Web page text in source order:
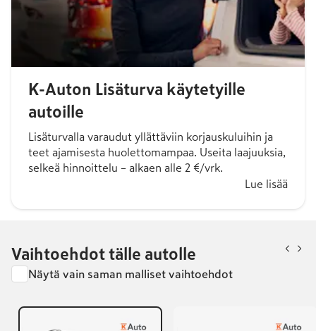
K-Auton Lisäturva käytetyille
autoille
Lisäturvalla varaudut yllättäviin korjauskuluihin ja
teet ajamisesta huolettomampaa. Useita laajuuksia,
selkeä hinnoittelu – alkaen alle 2 €/vrk.
Lue lisää
Vaihtoehdot tälle autolle
Näytä vain saman malliset vaihtoehdot